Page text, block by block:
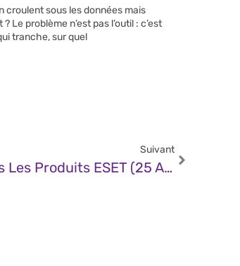
croulent sous les données mais
Le problème n’est pas l’outil : c’est
tranche, sur quel
Suivant
CERT – Multiples Vulnérabilités Dans Les Produits ESET (25 Août 2025)